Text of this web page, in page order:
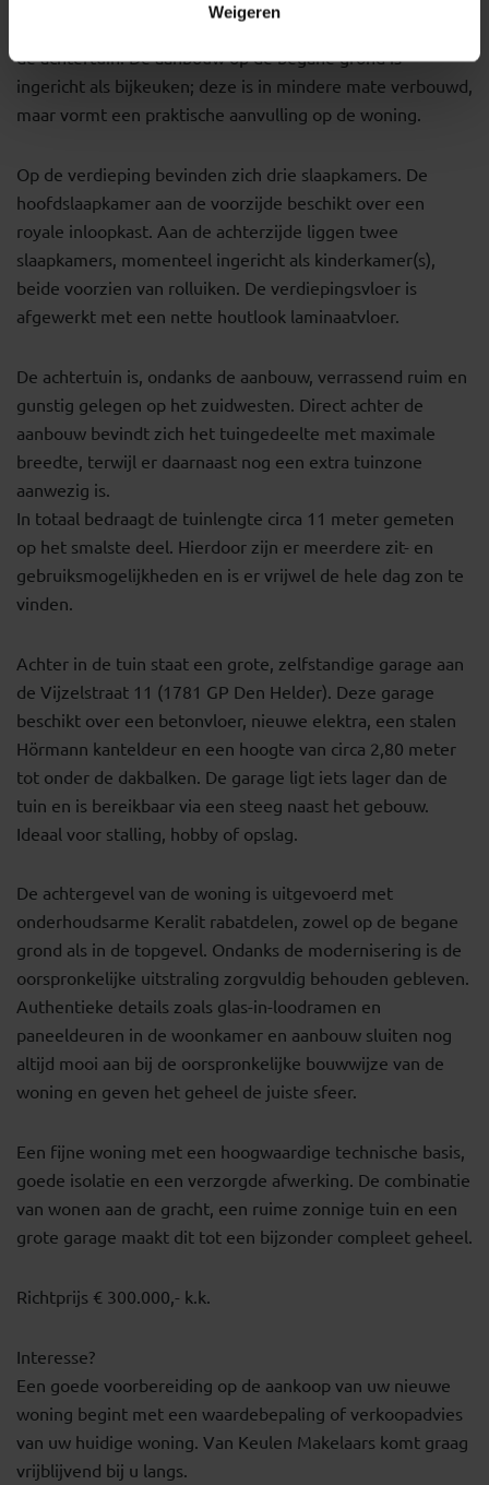
Weigeren
Openslaande tuindeuren verbinden de keuken direct met
de achtertuin. De aanbouw op de begane grond is
ingericht als bijkeuken; deze is in mindere mate verbouwd,
maar vormt een praktische aanvulling op de woning.
Op de verdieping bevinden zich drie slaapkamers. De
hoofdslaapkamer aan de voorzijde beschikt over een
royale inloopkast. Aan de achterzijde liggen twee
slaapkamers, momenteel ingericht als kinderkamer(s),
beide voorzien van rolluiken. De verdiepingsvloer is
afgewerkt met een nette houtlook laminaatvloer.
De achtertuin is, ondanks de aanbouw, verrassend ruim en
gunstig gelegen op het zuidwesten. Direct achter de
aanbouw bevindt zich het tuingedeelte met maximale
breedte, terwijl er daarnaast nog een extra tuinzone
aanwezig is.
In totaal bedraagt de tuinlengte circa 11 meter gemeten
op het smalste deel. Hierdoor zijn er meerdere zit- en
gebruiksmogelijkheden en is er vrijwel de hele dag zon te
vinden.
Achter in de tuin staat een grote, zelfstandige garage aan
de Vijzelstraat 11 (1781 GP Den Helder). Deze garage
beschikt over een betonvloer, nieuwe elektra, een stalen
Hörmann kanteldeur en een hoogte van circa 2,80 meter
tot onder de dakbalken. De garage ligt iets lager dan de
tuin en is bereikbaar via een steeg naast het gebouw.
Ideaal voor stalling, hobby of opslag.
De achtergevel van de woning is uitgevoerd met
onderhoudsarme Keralit rabatdelen, zowel op de begane
grond als in de topgevel. Ondanks de modernisering is de
oorspronkelijke uitstraling zorgvuldig behouden gebleven.
Authentieke details zoals glas-in-loodramen en
paneeldeuren in de woonkamer en aanbouw sluiten nog
altijd mooi aan bij de oorspronkelijke bouwwijze van de
woning en geven het geheel de juiste sfeer.
Een fijne woning met een hoogwaardige technische basis,
goede isolatie en een verzorgde afwerking. De combinatie
van wonen aan de gracht, een ruime zonnige tuin en een
grote garage maakt dit tot een bijzonder compleet geheel.
Richtprijs € 300.000,- k.k.
Interesse?
Een goede voorbereiding op de aankoop van uw nieuwe
woning begint met een waardebepaling of verkoopadvies
van uw huidige woning. Van Keulen Makelaars komt graag
vrijblijvend bij u langs.